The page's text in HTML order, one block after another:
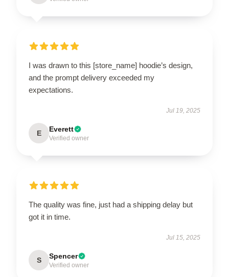
I was drawn to this [store_name] hoodie’s design,
and the prompt delivery exceeded my
expectations.
Jul 19, 2025
E Everett
Verified owner
The quality was fine, just had a shipping delay but
got it in time.
Jul 15, 2025
S Spencer
Verified owner